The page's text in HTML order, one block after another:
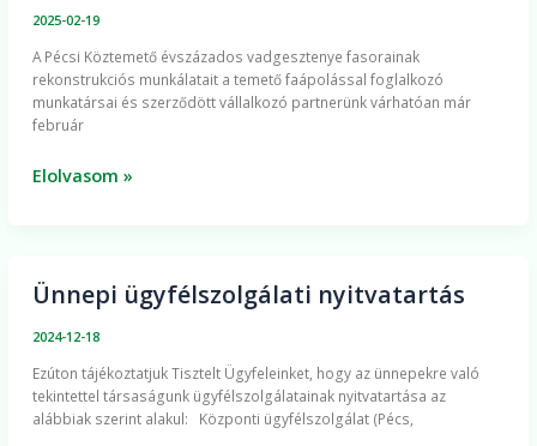
2025-02-19
A Pécsi Köztemető évszázados vadgesztenye fasorainak
rekonstrukciós munkálatait a temető faápolással foglalkozó
munkatársai és szerződött vállalkozó partnerünk várhatóan már
február
Köztemető
területén
Elolvasom »
Ünnepi ügyfélszolgálati nyitvatartás
2024-12-18
Ezúton tájékoztatjuk Tisztelt Ügyfeleinket, hogy az ünnepekre való
tekintettel társaságunk ügyfélszolgálatainak nyitvatartása az
alábbiak szerint alakul: Központi ügyfélszolgálat (Pécs,
Ünnepi